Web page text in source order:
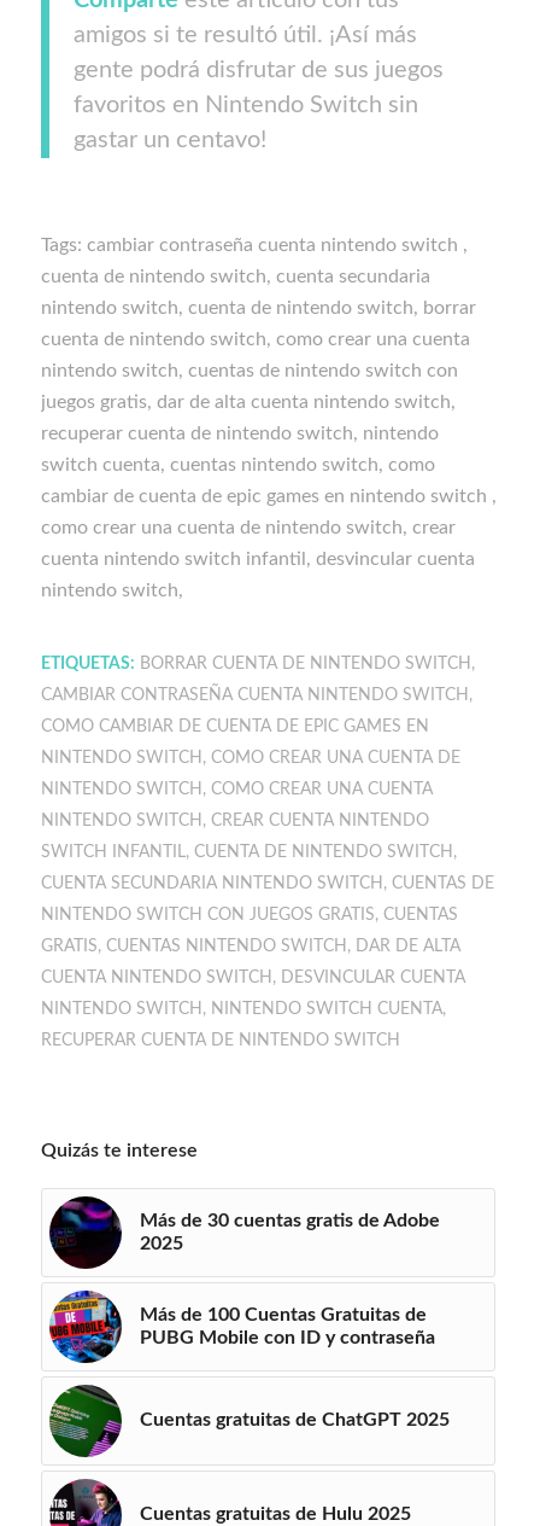
amigos si te resultó útil. ¡Así más
gente podrá disfrutar de sus juegos
favoritos en Nintendo Switch sin
gastar un centavo!
Tags: cambiar contraseña cuenta nintendo switch ,
cuenta de nintendo switch, cuenta secundaria
nintendo switch, cuenta de nintendo switch, borrar
cuenta de nintendo switch, como crear una cuenta
nintendo switch, cuentas de nintendo switch con
juegos gratis, dar de alta cuenta nintendo switch,
recuperar cuenta de nintendo switch, nintendo
switch cuenta, cuentas nintendo switch, como
cambiar de cuenta de epic games en nintendo switch ,
como crear una cuenta de nintendo switch, crear
cuenta nintendo switch infantil, desvincular cuenta
nintendo switch,
ETIQUETAS: BORRAR CUENTA DE NINTENDO SWITCH ,
CAMBIAR CONTRASEÑA CUENTA NINTENDO SWITCH ,
COMO CAMBIAR DE CUENTA DE EPIC GAMES EN
NINTENDO SWITCH , COMO CREAR UNA CUENTA DE
NINTENDO SWITCH , COMO CREAR UNA CUENTA
NINTENDO SWITCH , CREAR CUENTA NINTENDO
SWITCH INFANTIL, CUENTA DE NINTENDO SWITCH ,
CUENTA SECUNDARIA NINTENDO SWITCH , CUENTAS DE
NINTENDO SWITCH CON JUEGOS GRATIS, CUENTAS
GRATIS, CUENTAS NINTENDO SWITCH , DAR DE ALTA
CUENTA NINTENDO SWITCH , DESVINCULAR CUENTA
NINTENDO SWITCH , NINTENDO SWITCH CUENTA,
RECUPERAR CUENTA DE NINTENDO SWITCH
Quizás te interese
Más de 30 cuentas gratis de Adobe
2025
Más de 100 Cuentas Gratuitas de
PUBG Mobile con ID y contraseña
Cuentas gratuitas de ChatGPT 2025
Cuentas gratuitas de Hulu 2025